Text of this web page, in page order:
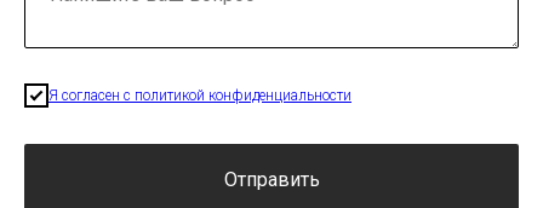
Я согласен с политикой конфиденциальности
Отправить